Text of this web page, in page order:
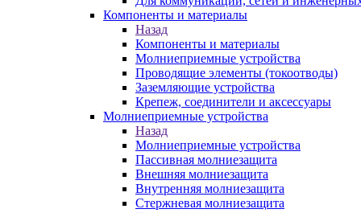
Компоненты и материалы
Назад
Компоненты и материалы
Молниеприемные устройства
Проводящие элементы (токоотводы)
Заземляющие устройства
Крепеж, соединители и аксессуары
Молниеприемные устройства
Назад
Молниеприемные устройства
Пассивная молниезащита
Внешняя молниезащита
Внутренняя молниезащита
Стержневая молниезащита